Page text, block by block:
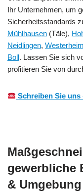
Ihr Unternehmen, um
Sicherheitsstandards
Mühlhausen (Täle),
Neidlingen, Westerheim
Boll. Lassen Sie sich
profitieren Sie von
Schreiben Sie uns
gewerbliche
& Umgebung